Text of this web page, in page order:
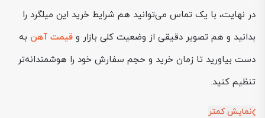
در نهایت، با یک تماس می‌توانید هم شرایط خرید این میلگرد را
بدانید و هم تصویر دقیقی از وضعیت کلی بازار و قیمت آهن به
دست بیاورید تا زمان خرید و حجم سفارش خود را هوشمندانه‌تر
تنظیم کنید.
نمایش کمتر